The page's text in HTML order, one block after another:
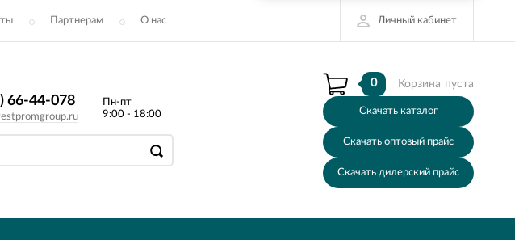
Партнерам О нас Личный кабинет
66-44-078
Пн-пт
9:00 - 18:00
0 Корзина пуста
Скачать каталог
Скачать оптовый прайс
Скачать дилерский прайс